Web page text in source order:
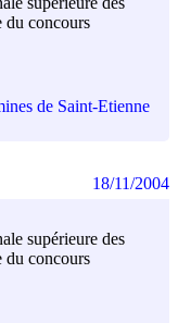
du concours
de Saint-Etienne
supérieure des
du concours
18/11/2004